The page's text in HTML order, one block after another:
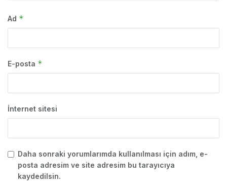
Ad *
E-posta *
İnternet sitesi
Daha sonraki yorumlarımda kullanılması için adım, e-
posta adresim ve site adresim bu tarayıcıya
kaydedilsin.